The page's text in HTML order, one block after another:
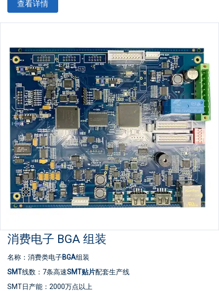
可达±0.04mm
高难度产品
查看详情
消费电子 BGA 组装
名称：消费类电子BGA组装
SMT线数：7条高速SMT贴片配套生产线
SMT日产能：2000万点以上